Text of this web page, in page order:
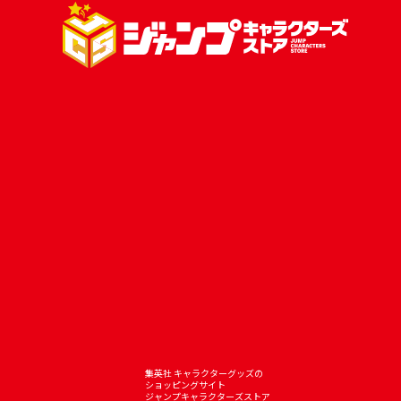
集英社 キャラクターグッズの
ショッピングサイト
ジャンプキャラクターズストア